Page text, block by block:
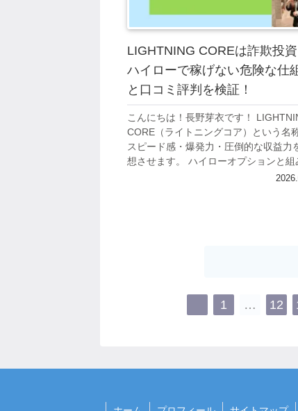
LIGHTNING COREは詐欺投資
ハイローで稼げない危険な仕
と口コミ評判を検証！
こんにちは！長野芽衣です！
CORE（ライトニングコア）という名称
スピード感・爆発力・圧倒的な収益力
想させます。 ハイローオプションと組
わせた投資副業として勧誘されている
1 … 12